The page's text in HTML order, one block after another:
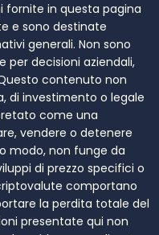
fornite in questa pagina
e sono destinate
generali. Non sono
per decisioni aziendali,
contenuto non
di investimento o legale
come una
vendere o detenere
modo, non funge da
di prezzo specifici o
comportano
la perdita totale del
presentate qui non